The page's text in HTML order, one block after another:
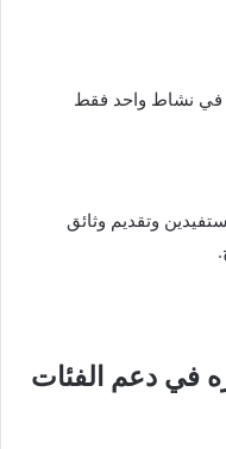
في نشاط واحد فقط
وتقديم وثائق
في دعم الفئات